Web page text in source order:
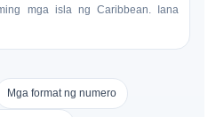
mga isla ng Caribbean. Iana
Mga format ng numero